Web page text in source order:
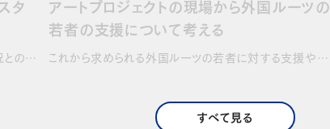
タ
との…
アートプロジェクトの現場から外国ルーツの
若者の支援について考える
これから求められる外国ルーツの若者に対する支援や
すべて見る